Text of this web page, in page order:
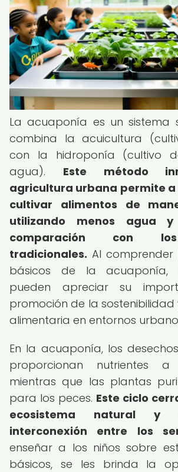
La acuaponía es un sistema
combina la acuicultura
con la hidroponía (cultivo
agua). Este método
agricultura urbana permite a
cultivar alimentos de
utilizando menos agua
comparación con
tradicionales. Al
básicos de la acuaponía,
pueden apreciar su
promoción de la
alimentaria en entornos
En la acuaponía, los
proporcionan nutrientes
mientras que las plantas
para los peces. Este ciclo
ecosistema natural y
interconexión entre los
enseñar a los niños sobre
básicos, se les brinda la